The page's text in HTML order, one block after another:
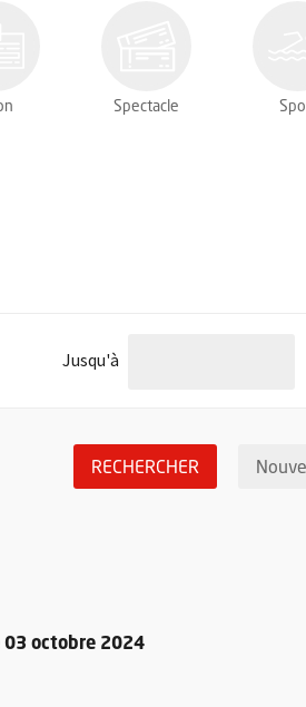
Spectacle
Jusqu'à
RECHERCHER LANCER LA
octobre 2024